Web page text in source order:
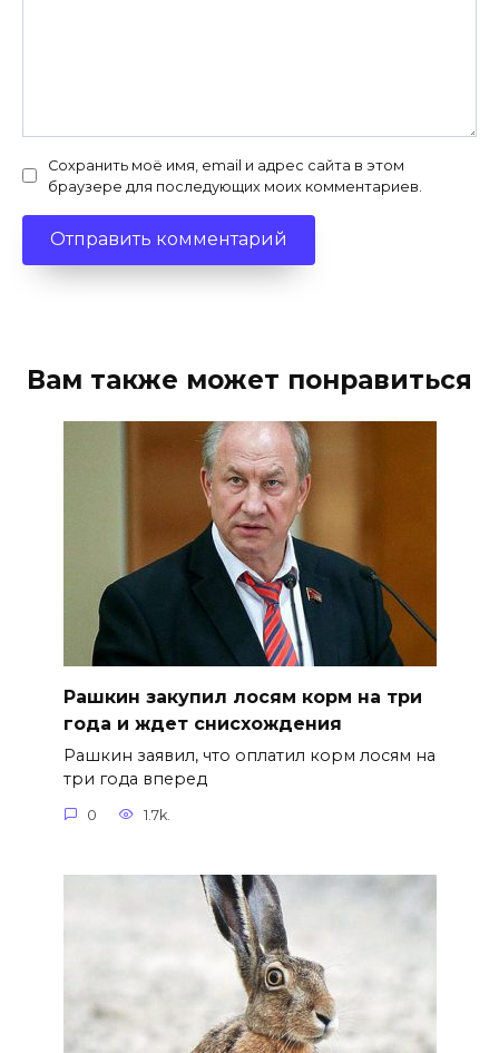
Сохранить моё имя, email и адрес сайта в этом
браузере для последующих моих комментариев.
Вам также может понравиться
Рашкин закупил лосям корм на три
года и ждет снисхождения
Рашкин заявил, что оплатил корм лосям на
три года вперед
0 1.7k.